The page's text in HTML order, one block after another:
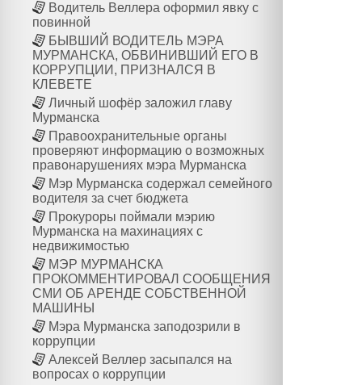
Водитель Веллера оформил явку с
повинной
БЫВШИЙ ВОДИТЕЛЬ МЭРА
МУРМАНСКА, ОБВИНИВШИЙ ЕГО В
КОРРУПЦИИ, ПРИЗНАЛСЯ В
КЛЕВЕТЕ
Личный шофёр заложил главу
Мурманска
Правоохранительные органы
проверяют информацию о возможных
правонарушениях мэра Мурманска
Мэр Мурманска содержал семейного
водителя за счет бюджета
Прокуроры поймали мэрию
Мурманска на махинациях с
недвижимостью
МЭР МУРМАНСКА
ПРОКОММЕНТИРОВАЛ СООБЩЕНИЯ
СМИ ОБ АРЕНДЕ СОБСТВЕННОЙ
МАШИНЫ
Мэра Мурманска заподозрили в
коррупции
Алексей Веллер засыпался на
вопросах о коррупции